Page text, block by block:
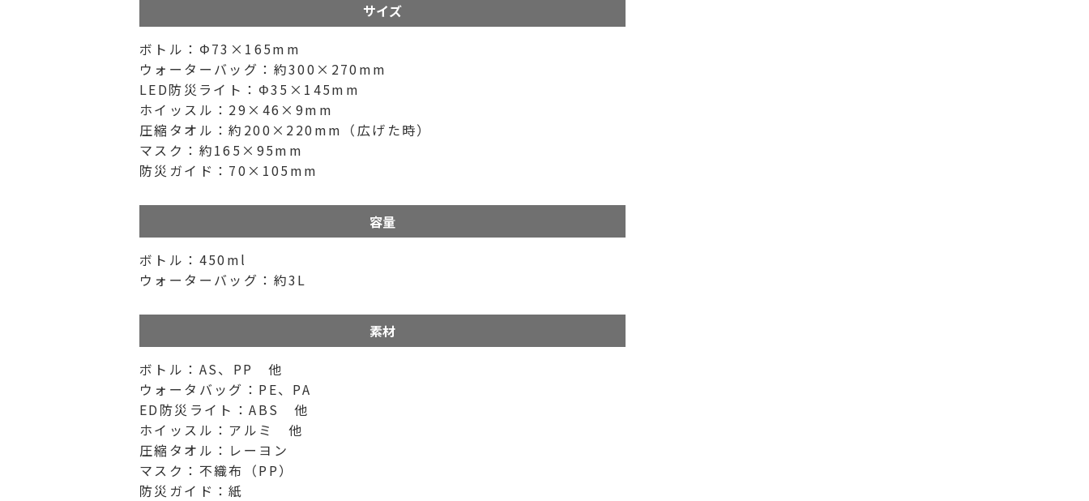
サイズ
ボトル：Φ73×165mm
ウォーターバッグ：約300×270mm
LED防災ライト：Φ35×145mm
ホイッスル：29×46×9mm
圧縮タオル：約200×220mm（広げた時）
マスク：約165×95mm
防災ガイド：70×105mm
容量
ボトル：450ml
ウォーターバッグ：約3L
素材
ボトル：AS、PP 他
ウォータバッグ：PE、PA
ED防災ライト：ABS 他
ホイッスル：アルミ 他
圧縮タオル：レーヨン
マスク：不織布（PP）
防災ガイド：紙